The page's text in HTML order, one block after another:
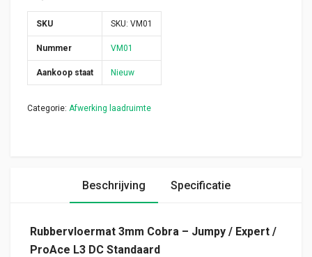
SKU SKU: VM01
Nummer VM01
Aankoop staat Nieuw
Categorie: Afwerking laadruimte
Beschrijving Specificatie
Rubbervloermat 3mm Cobra – Jumpy / Expert /
ProAce L3 DC Standaard